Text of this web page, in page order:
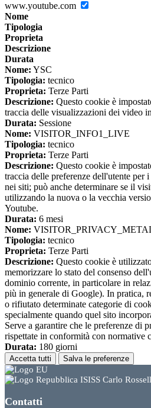
www.youtube.com
Nome
Tipologia
Proprieta
Descrizione
Durata
Nome: YSC
Tipologia: tecnico
Proprieta: Terze Parti
Descrizione: Questo cookie è
traccia delle visualizzazioni dei video
Durata: Sessione
Nome: VISITOR_INFO1_LIVE
Tipologia: tecnico
Proprieta: Terze Parti
Descrizione: Questo cookie è
traccia delle preferenze dell'utente per
nei siti; può anche determinare se il
utilizzando la nuova o la vecchia
Youtube.
Durata: 6 mesi
Nome:
Tipologia: tecnico
Proprieta: Terze Parti
Descrizione: Questo cookie è
memorizzare lo stato del consenso
dominio corrente, in particolare in
più in generale di Google). In pratica,
o rifiutato determinate categorie di
specialmente quando quel sito
Serve a garantire che le preferenze di
rispettate in conformità con normative
Durata: 180 giorni
Accetta tutti Salva le preferenze
ISISS Carlo
Contatti